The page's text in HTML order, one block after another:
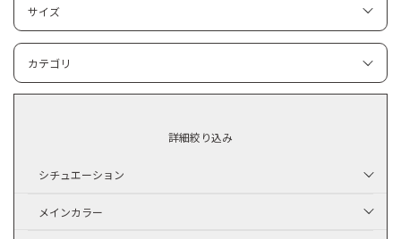
サイズ
カテゴリ
詳細絞り込み
シチュエーション
メインカラー